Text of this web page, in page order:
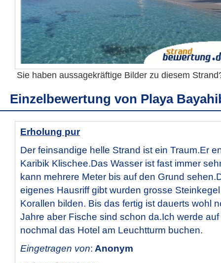
Sie haben aussagekräftige Bilder zu diesem
Einzelbewertung von Playa
Erholung pur
Der feinsandige helle Strand ist ein Traum.Er
Karibik Klischee.Das Wasser ist fast immer
kann mehrere Meter bis auf den Grund
eigenes Hausriff gibt wurden grosse
Korallen bilden. Bis das fertig ist dauerts wohl
Jahre aber Fische sind schon da.Ich werde
nochmal das Hotel am Leuchtturm buchen.
Eingetragen von: Anonym